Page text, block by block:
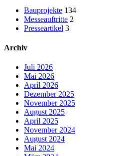
Bauprojekte 134
Messeauftritte 2
Presseartikel 3
Archiv
Juli 2026
Mai 2026
April 2026
Dezember 2025
November 2025
August 2025
April 2025
November 2024
August 2024
Mai 2024